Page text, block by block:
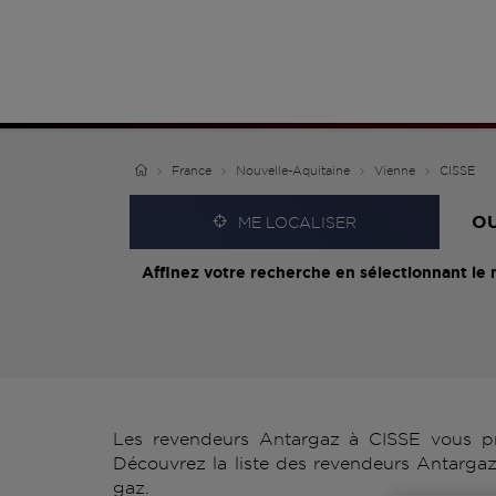
France Nouvelle-Aquitaine Vienne CISSE
ME LOCALISER
Affinez votre recherche en sélectionnant le
Les revendeurs Antargaz à CISSE vous
Découvrez la liste des revendeurs
gaz.